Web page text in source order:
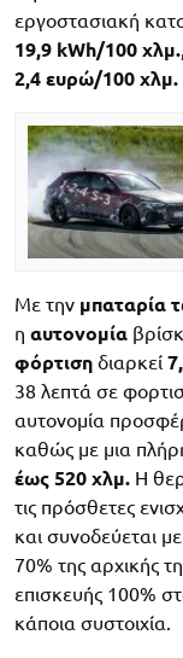
εργοστασιακή
19,9 kWh/100 χλμ.
2,4 ευρώ/100 χλμ.
Με την μπαταρία
η αυτονομία
φόρτιση διαρκεί
38 λεπτά σε
αυτονομία
καθώς με μια
έως 520 χλμ. Η
τις πρόσθετες
και συνοδεύεται με
70% της αρχικής
επισκευής 100%
κάποια συστοιχία.